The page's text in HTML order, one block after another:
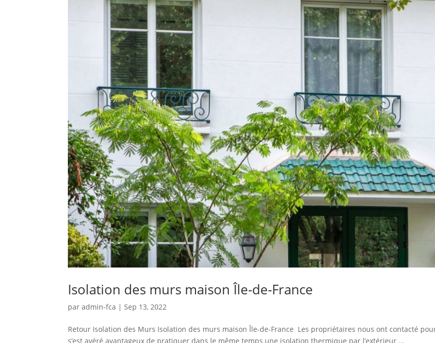
Isolation des murs maison Île-de-France
paradmin-fca |Sep 13, 2022
Retour Isolation des Murs Isolation des murs maison Île-de-France Les propriétaires nous ont contacté
s’est avéré avantageux de pratiquer dans le même temps une isolation thermique par l’extérieur ...